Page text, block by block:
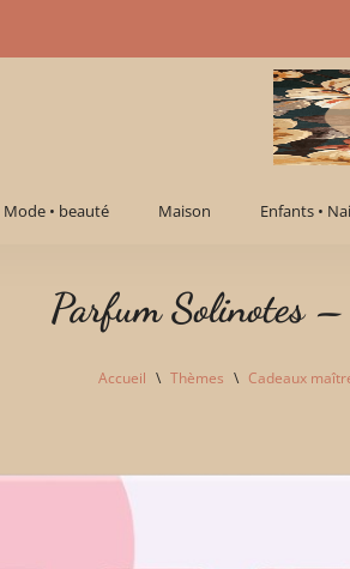
Mode • beauté Maison Enfants •
Parfum Solinotes –
Accueil \ Thèmes \ Cadeaux